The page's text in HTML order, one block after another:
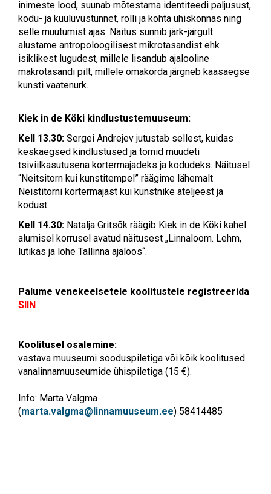
inimeste lood, suunab mõtestama identiteedi paljusust,
kodu- ja kuuluvustunnet, rolli ja kohta ühiskonnas ning
selle muutumist ajas. Näitus sünnib järk-järgult:
alustame antropoloogilisest mikrotasandist ehk
isiklikest lugudest, millele lisandub ajalooline
makrotasandi pilt, millele omakorda järgneb kaasaegse
kunsti vaatenurk.
Kiek in de Köki kindlustustemuuseum:
Kell 13.30: Sergei Andrejev jutustab sellest, kuidas
keskaegsed kindlustused ja tornid muudeti
tsiviilkasutusena kortermajadeks ja kodudeks. Näitusel
“Neitsitorn kui kunstitempel” räägime lähemalt
Neistitorni kortermajast kui kunstnike ateljeest ja
kodust.
Kell 14.30: Natalja Gritsõk räägib Kiek in de Köki kahel
alumisel korrusel avatud näitusest „Linnaloom. Lehm,
lutikas ja lohe Tallinna ajaloos“.
Palume venekeelsetele koolitustele registreerida
SIIN
Koolitusel osalemine:
vastava muuseumi sooduspiletiga või kõik koolitused
vanalinnamuuseumide ühispiletiga (15 €).
Info: Marta Valgma
(marta.valgma@linnamuuseum.ee) 58414485